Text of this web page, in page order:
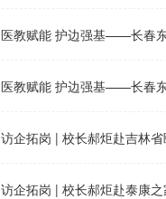
医教赋能 护边强基——长春东
医教赋能 护边强基——长春东
访企拓岗 | 校长郝炬赴吉林
访企拓岗 | 校长郝炬赴泰康